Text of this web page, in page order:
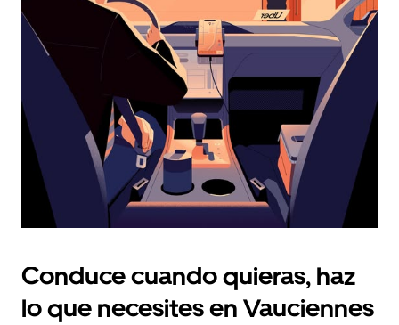
Presiona
la
tecla Esc
para
calendario.
Conduce cuando quieras, haz
lo que necesites en Vauciennes